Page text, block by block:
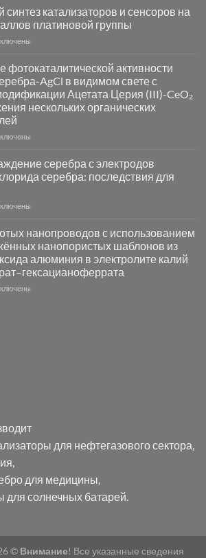
катализаторов и сенсоров на
платиновой группы
активности
AgCl в видимом свете с
Ацетата Церия (III)-CeO₂
нескольких органических
серебра с электродов
серебра: последствия для
нанопроводов с использованием
нанопористых шаблонов из
алюминия в электролите калий
для нефтегазового сектора,
,
для медицины,
для солнечных батарей.
© Внимание! Все указанные сведения